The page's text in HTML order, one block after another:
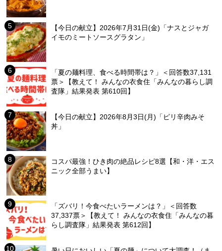
【今日の献立】2026年7月31日(金)「ナスとジャガ
イモのミートソースグラタン」
「夏の麺料理、食べる時間帯は？」＜回答数37,131
票＞【教えて！ みんなの衣食住「みんなの暮らし調
査隊」結果発表 第610回】
【今日の献立】2026年8月3日(月)「ピリ辛肉みそ
丼」
コスパ最強！ひき肉の絶品レシピ8選【和・洋・エス
ニック全部うまい】
「ズバリ！今食べたいラーメンは？」＜回答数
37,337票＞【教えて！ みんなの衣食住「みんなの暮
らし調査隊」結果発表 第612回】